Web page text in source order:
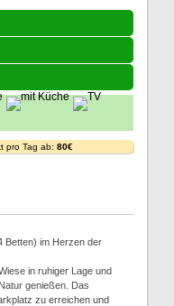
pro Tag ab: 80€
Betten) im Herzen der
in ruhiger Lage und
genießen. Das
zu erreichen und